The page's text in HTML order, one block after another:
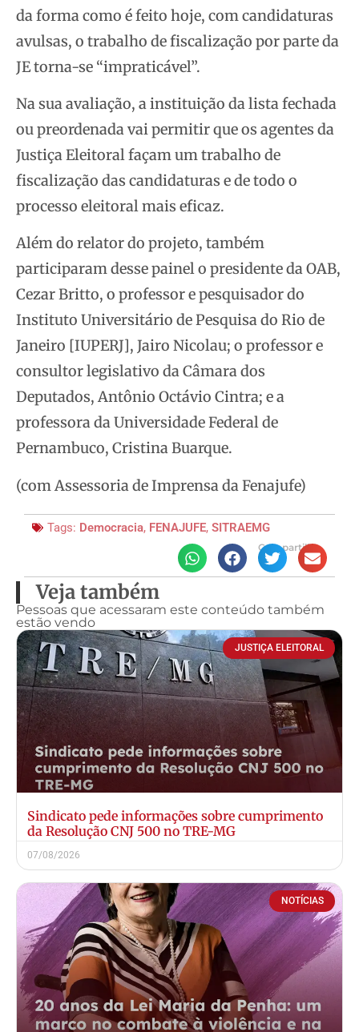
da forma como é feito hoje, com candidaturas
avulsas, o trabalho de fiscalização por parte da
JE torna-se “impraticável”.
Na sua avaliação, a instituição da lista fechada
ou preordenada vai permitir que os agentes da
Justiça Eleitoral façam um trabalho de
fiscalização das candidaturas e de todo o
processo eleitoral mais eficaz.
Além do relator do projeto, também
participaram desse painel o presidente da OAB,
Cezar Britto, o professor e pesquisador do
Instituto Universitário de Pesquisa do Rio de
Janeiro [IUPERJ], Jairo Nicolau; o professor e
consultor legislativo da Câmara dos
Deputados, Antônio Octávio Cintra; e a
professora da Universidade Federal de
Pernambuco, Cristina Buarque.
(com Assessoria de Imprensa da Fenajufe)
Tags: Democracia, FENAJUFE, SITRAEMG
Compartilhe
Veja também
Pessoas que acessaram este conteúdo também
estão vendo
JUSTIÇA ELEITORAL
Sindicato pede informações sobre cumprimento
da Resolução CNJ 500 no TRE-MG
07/08/2026
NOTÍCIAS